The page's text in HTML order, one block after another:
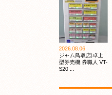
2026.08.06
ジャム鳥取店|卓上
型券売機 券職人 VT-
S20 ...